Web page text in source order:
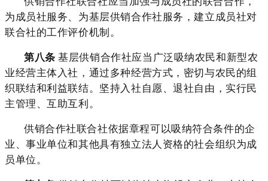
为成员社服务、为基层供销合作社服务，建立成员社对
联合社的工作评价机制。
第八条 基层供销合作社应当广泛吸纳农民和新型农
业经营主体入社，通过多种经营方式，密切与农民的组
织联结和利益联结。坚持入社自愿、退社自由，实行民
主管理、互助互利。
供销合作社联合社依据章程可以吸纳符合条件的企
业、事业单位和其他具有独立法人资格的社会组织为成
员单位。